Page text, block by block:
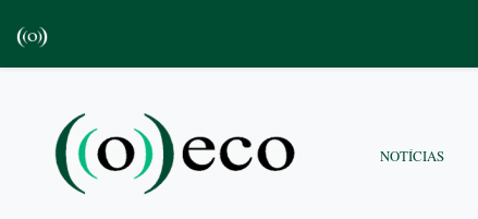
NOTÍCIAS